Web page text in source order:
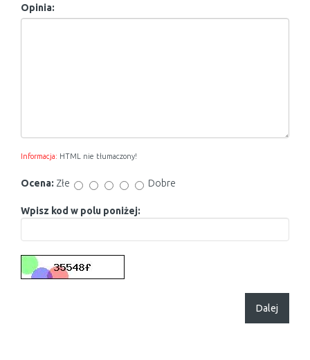
Opinia:
Informacja: HTML nie tłumaczony!
Ocena: Złe Dobre
Wpisz kod w polu poniżej:
Dalej